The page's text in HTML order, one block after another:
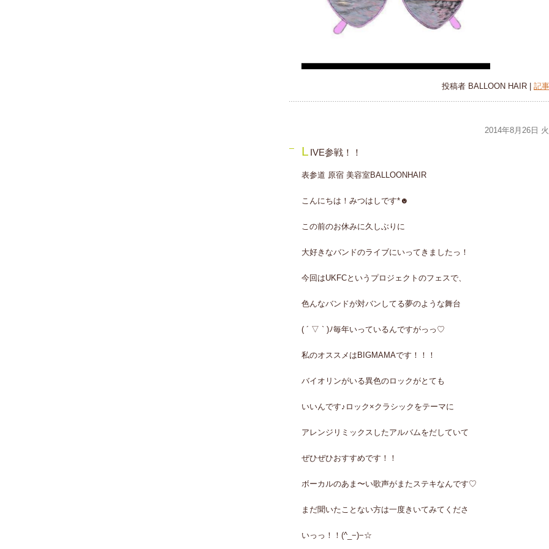
投稿者 BALLOON HAIR | 記
2014年8月26日
L IVE参戦！！
表参道 原宿 美容室BALLOONHAIR
こんにちは！みつはしです*☻
この前のお休みに久しぶりに
大好きなバンドのライブにいってきましたっ！
今回はUKFCというプロジェクトのフェスで、
色んなバンドが対バンしてる夢のような舞台
( ´ ▽ ` )ﾉ毎年いっているんですがっっ♡
私のオススメはBIGMAMAです！！！
バイオリンがいる異色のロックがとても
いいんです♪ロック×クラシックをテーマに
アレンジリミックスしたアルバムをだしていて
ぜひぜひおすすめです！！
ボーカルのあま〜い歌声がまたステキなんです♡
まだ聞いたことない方は一度きいてみてくださ
いっっ！！(^_−)−☆